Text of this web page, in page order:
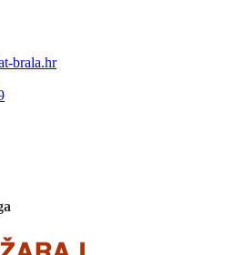
brala.hr